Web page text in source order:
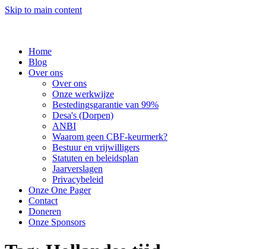
Skip to main content
Home
Blog
Over ons
Over ons
Onze werkwijze
Bestedingsgarantie van 99%
Desa's (Dorpen)
ANBI
Waarom geen CBF-keurmerk?
Bestuur en vrijwilligers
Statuten en beleidsplan
Jaarverslagen
Privacybeleid
Onze One Pager
Contact
Doneren
Onze Sponsors